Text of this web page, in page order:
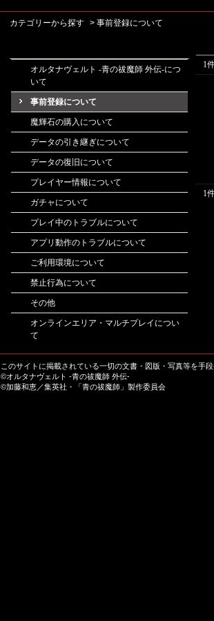
カテゴリーから探す > 事前登録について
オルタナヴェルト -青の祓魔師 外伝-につ
いて
事前登録について
魔輝石の購入について
データの引き継ぎについて
データの復旧について
プレイヤー情報について
ガチャについて
プレイ中のトラブルについて
アプリ動作のトラブルについて
ご利用環境について
禁止行為について
その他
オンラインエリア・マルチプレイについ
て
1
1
このサイトに掲載されている一切の文書・図版・写真等を手
©オルタナヴェルト -青の祓魔師 外伝-
©加藤和恵／集英社・「青の祓魔師」製作委員会